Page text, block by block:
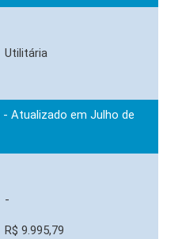
Utilitária
- Atualizado em Julho de
-
R$ 9.995,79